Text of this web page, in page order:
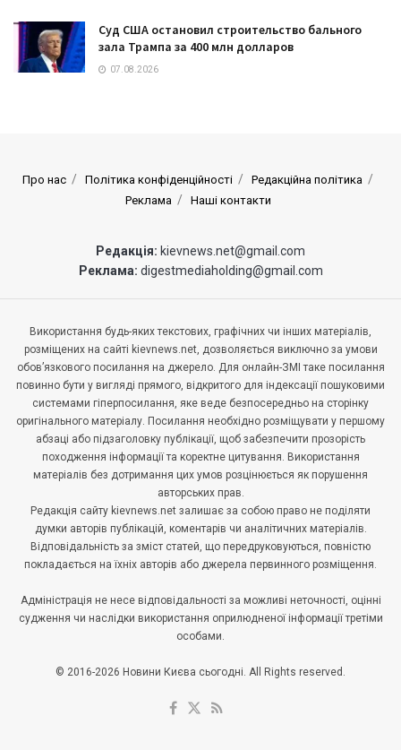
Суд США остановил строительство бального
зала Трампа за 400 млн долларов
07.08.2026
Про нас Політика конфіденційності
Редакційна політика
Реклама
Наші контакти
Редакція: kievnews.net@gmail.com
Реклама: digestmediaholding@gmail.com
Використання будь-яких текстових, графічних чи інших матеріалів,
розміщених на сайті kievnews.net, дозволяється виключно за умови
обов’язкового посилання на джерело. Для онлайн-ЗМІ таке посилання
повинно бути у вигляді прямого, відкритого для індексації пошуковими
системами гіперпосилання, яке веде безпосередньо на сторінку
оригінального матеріалу. Посилання необхідно розміщувати у першому
абзаці або підзаголовку публікації, щоб забезпечити прозорість
походження інформації та коректне цитування. Використання
матеріалів без дотримання цих умов розцінюється як порушення
авторських прав.
Редакція сайту kievnews.net залишає за собою право не поділяти
думки авторів публікацій, коментарів чи аналітичних матеріалів.
Відповідальність за зміст статей, що передруковуються, повністю
покладається на їхніх авторів або джерела первинного розміщення.
Адміністрація не несе відповідальності за можливі неточності, оцінні
судження чи наслідки використання оприлюдненої інформації третіми
особами.
© 2016-2026 Новини Києва сьогодні. All Rights reserved.